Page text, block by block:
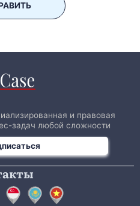
и правовая
задач любой сложности